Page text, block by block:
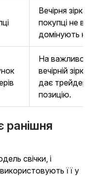
Вечірня
покупці не
домінують на
На важливому
вечірній
дає
позицію.
ранішня
свічки, і
використовують її у